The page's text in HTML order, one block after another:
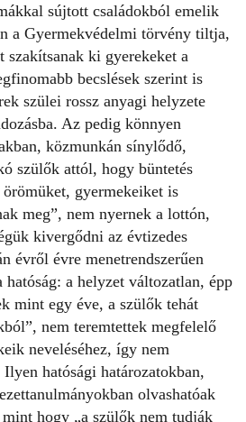
sújtott családokból emelik
a Gyermekvédelmi törvény tiltja,
szakítsanak ki gyerekeket a
becslések szerint is
szülei rossz anyagi helyzete
Az pedig könnyen
közmunkán sínylődő,
szülők attól, hogy büntetés
gyermekeiket is
meg”, nem nyernek a lottón,
kivergődni az évtizedes
évről évre menetrendszerűen
a helyzet változatlan, épp
mint egy éve, a szülők tehát
nem teremtettek megfelelő
neveléséhez, így nem
hatósági határozatokban,
olvashatóak
mint hogy „a szülők nem tudják